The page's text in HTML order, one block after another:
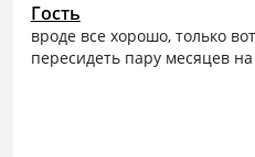
Гость
вроде все хорошо, только
пересидеть пару месяцев